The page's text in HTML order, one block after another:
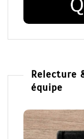
Relecture
équipe